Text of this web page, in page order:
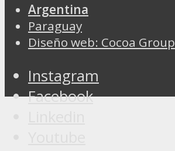
Argentina
Paraguay
Diseño web: Cocoa Group
Instagram
Facebook